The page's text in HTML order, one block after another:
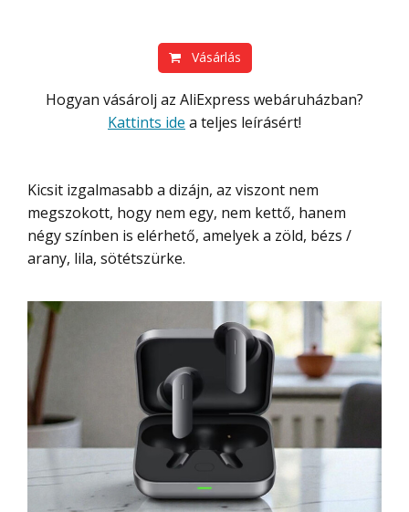
Vásárlás
Hogyan vásárolj az AliExpress webáruházban?
Kattints ide a teljes leírásért!
Kicsit izgalmasabb a dizájn, az viszont nem
megszokott, hogy nem egy, nem kettő, hanem
négy színben is elérhető, amelyek a zöld, bézs /
arany, lila, sötétszürke.